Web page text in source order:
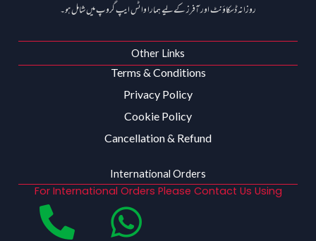
روزانہ ڈسکاؤنٹ اور آفرز کے لیے ہمارا واٹس ایپ گروپ میں شامل ہو۔
Other Links
Terms & Conditions
Privacy Policy
Cookie Policy
Cancellation & Refund
International Orders
For International Orders Please Contact Us Using